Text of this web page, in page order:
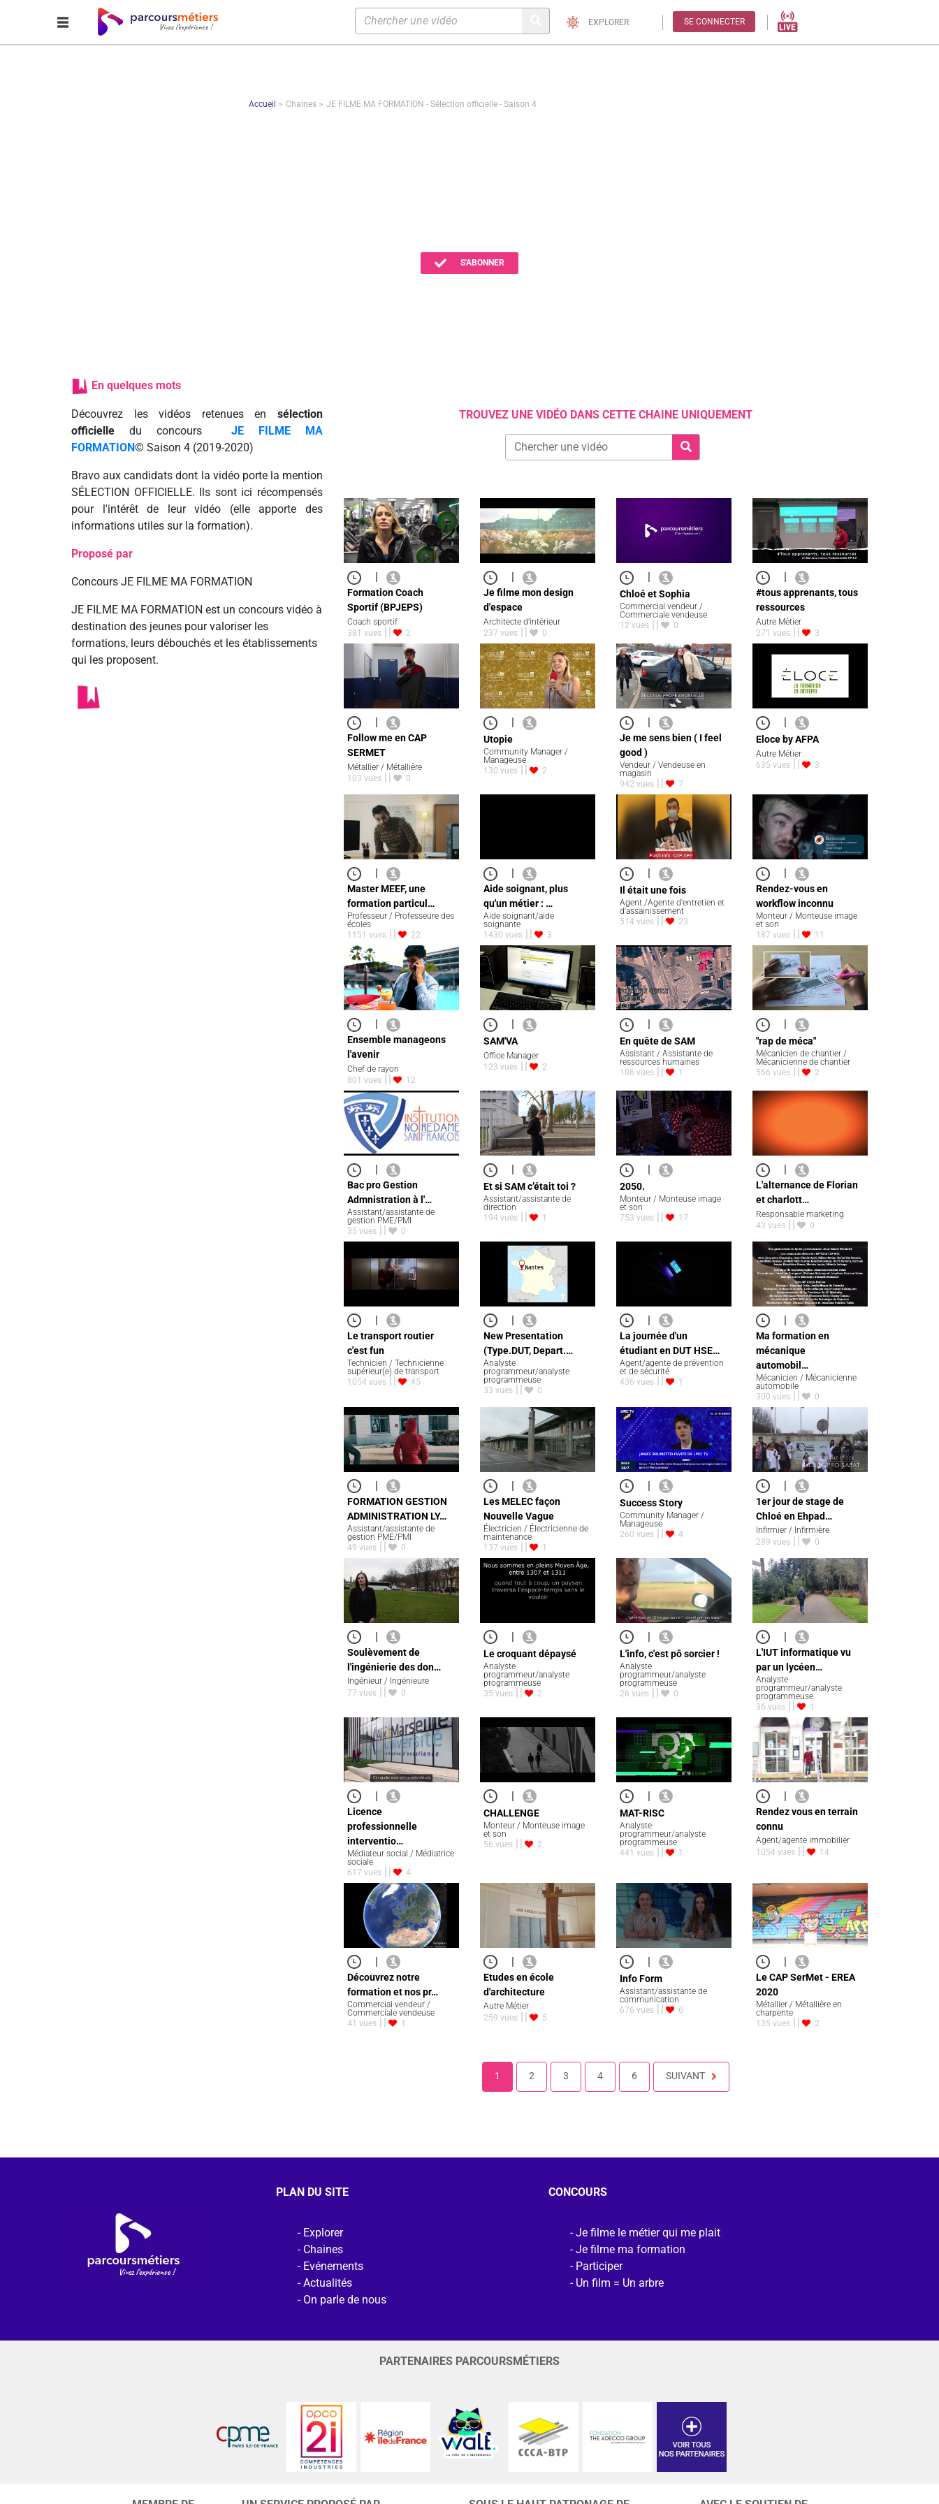
EXPLORER SE CONNECTER
Accueil Chaines JE FILME MA FORMATION - Sélection officielle - Saison 4
S'ABONNER
En quelques mots
Découvrez les vidéos retenues en sélection
officielle du concours JE FILME MA
FORMATION© Saison 4 (2019-2020)
Bravo aux candidats dont la vidéo porte la mention
SÉLECTION OFFICIELLE. Ils sont ici récompensés
pour l'intérêt de leur vidéo (elle apporte des
informations utiles sur la formation).
Proposé par
Concours JE FILME MA FORMATION
JE FILME MA FORMATION est un concours vidéo à
destination des jeunes pour valoriser les
formations, leurs débouchés et les établissements
qui les proposent.
TROUVEZ UNE VIDÉO DANS CETTE CHAINE UNIQUEMENT
|
Formation Coach
Sportif (BPJEPS)
Coach sportif
381 vues
2
|
Je filme mon design
d'espace
Architecte d'intérieur
237 vues
0
|
Chloé et Sophia
Commercial vendeur /
Commerciale vendeuse
12 vues
0
|
#tous apprenants, tous
ressources
Autre Métier
271 vues
3
|
Follow me en CAP
SERMET
Métallier / Métallière
103 vues
0
|
Utopie
Community Manager /
Manageuse
130 vues
2
|
Je me sens bien ( I feel
good )
Vendeur / Vendeuse en
magasin
942 vues
7
|
Eloce by AFPA
Autre Métier
635 vues
3
|
Master MEEF, une
formation particul…
Professeur / Professeure des
écoles
1151 vues
22
|
Aide soignant, plus
qu'un métier : …
Aide soignant/aide
soignante
1430 vues
3
|
Il était une fois
Agent /Agente d'entretien et
d'assainissement
514 vues
23
|
Rendez-vous en
workflow inconnu
Monteur / Monteuse image
et son
187 vues
11
|
Ensemble manageons
l'avenir
Chef de rayon
801 vues
12
|
SAM'VA
Office Manager
123 vues
2
|
En quête de SAM
Assistant / Assistante de
ressources humaines
186 vues
1
|
"rap de méca"
Mécanicien de chantier /
Mécanicienne de chantier
566 vues
2
|
Bac pro Gestion
Admnistration à l'…
Assistant/assistante de
gestion PME/PMI
35 vues
0
|
Et si SAM c’était toi ?
Assistant/assistante de
direction
194 vues
1
|
2050.
Monteur / Monteuse image
et son
753 vues
17
|
L'alternance de Florian
et charlott…
Responsable marketing
43 vues
0
|
Le transport routier
c'est fun
Technicien / Technicienne
supérieur(e) de transport
1054 vues
45
|
New Presentation
(Type.DUT, Depart.…
Analyste
programmeur/analyste
programmeuse
33 vues
0
|
La journée d'un
étudiant en DUT HSE…
Agent/agente de prévention
et de sécurité
436 vues
1
|
Ma formation en
mécanique
automobil…
Mécanicien / Mécanicienne
automobile
300 vues
0
|
FORMATION GESTION
ADMINISTRATION LY…
Assistant/assistante de
gestion PME/PMI
49 vues
0
|
Les MELEC façon
Nouvelle Vague
Électricien / Électricienne de
maintenance
137 vues
1
|
Success Story
Community Manager /
Manageuse
260 vues
4
|
1er jour de stage de
Chloé en Ehpad…
Infirmier / Infirmière
289 vues
0
|
Soulèvement de
l'ingénierie des don…
Ingénieur / Ingénieure
77 vues
0
|
Le croquant dépaysé
Analyste
programmeur/analyste
programmeuse
35 vues
2
|
L'info, c'est pô sorcier !
Analyste
programmeur/analyste
programmeuse
26 vues
0
|
L'IUT informatique vu
par un lycéen…
Analyste
programmeur/analyste
programmeuse
36 vues
1
|
Licence
professionnelle
interventio…
Médiateur social / Médiatrice
sociale
617 vues
4
|
CHALLENGE
Monteur / Monteuse image
et son
56 vues
2
|
MAT-RISC
Analyste
programmeur/analyste
programmeuse
441 vues
1
|
Rendez vous en terrain
connu
Agent/agente immobilier
1054 vues
14
|
Découvrez notre
formation et nos pr…
Commercial vendeur /
Commerciale vendeuse
41 vues
1
|
Etudes en école
d'architecture
Autre Métier
259 vues
5
|
Info Form
Assistant/assistante de
communication
676 vues
6
|
Le CAP SerMet - EREA
2020
Métallier / Métallière en
charpente
135 vues
2
1 2 3 4 6 SUIVANT
PLAN DU SITE
Explorer
Chaines
Evénements
Actualités
On parle de nous
CONCOURS
Je filme le métier qui me plait
Je filme ma formation
Participer
Un film = Un arbre
PARTENAIRES PARCOURSMÉTIERS